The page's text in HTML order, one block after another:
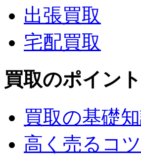
出張買取
宅配買取
買取のポイント
買取の基礎
高く売るコツ